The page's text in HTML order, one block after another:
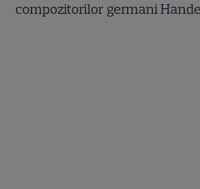
compozitorilor germani